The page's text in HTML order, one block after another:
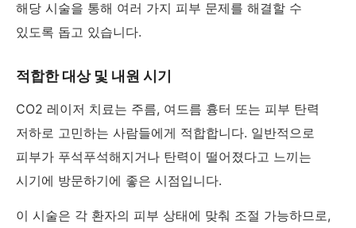
해당 시술을 통해 여러 가지 피부 문제를 해결할 수
있도록 돕고 있습니다.
적합한 대상 및 내원 시기
CO2 레이저 치료는 주름, 여드름 흉터 또는 피부 탄력
저하로 고민하는 사람들에게 적합합니다. 일반적으로
피부가 푸석푸석해지거나 탄력이 떨어졌다고 느끼는
시기에 방문하기에 좋은 시점입니다.
이 시술은 각 환자의 피부 상태에 맞춰 조절 가능하므로,